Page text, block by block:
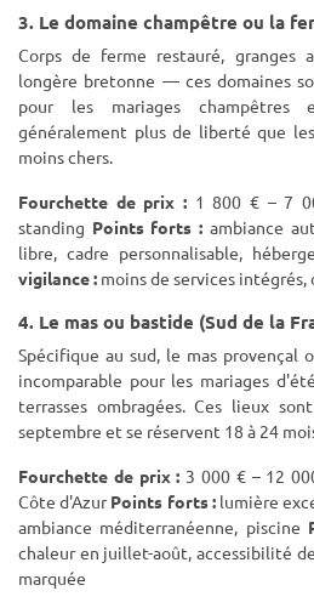
3. Le domaine champêtre ou la
Corps de ferme restauré, granges
longère bretonne — ces domaines
pour les mariages
généralement plus de liberté que
moins chers.
Fourchette de prix : 1 800 € – 7
standing Points forts : ambiance
libre, cadre personnalisable,
vigilance : moins de services
4. Le mas ou bastide (Sud de la
Spécifique au sud, le mas provençal
incomparable pour les mariages
terrasses ombragées. Ces lieux
septembre et se réservent 18 à 24
Fourchette de prix : 3 000 € – 12
Côte d'AzurPoints forts :lumière
ambiance méditerranéenne, piscine
chaleur en juillet-août, accessibilité
marquée